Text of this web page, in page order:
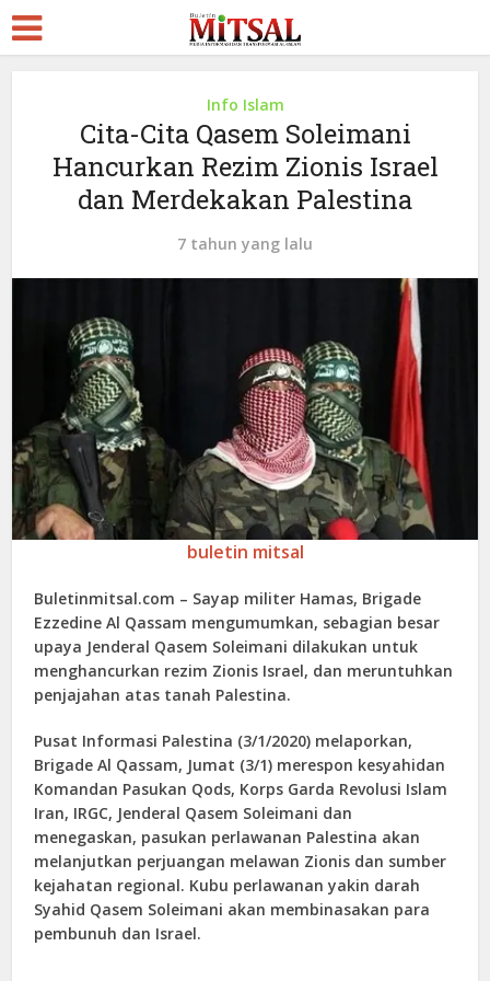
Info Islam
Cita-Cita Qasem Soleimani
Hancurkan Rezim Zionis Israel
dan Merdekakan Palestina
7 tahun yang lalu
buletin mitsal
Buletinmitsal.com – Sayap militer Hamas, Brigade
Ezzedine Al Qassam mengumumkan, sebagian besar
upaya Jenderal Qasem Soleimani dilakukan untuk
menghancurkan rezim Zionis Israel, dan meruntuhkan
penjajahan atas tanah Palestina.
Pusat Informasi Palestina (3/1/2020) melaporkan,
Brigade Al Qassam, Jumat (3/1) merespon kesyahidan
Komandan Pasukan Qods, Korps Garda Revolusi Islam
Iran, IRGC, Jenderal Qasem Soleimani dan
menegaskan, pasukan perlawanan Palestina akan
melanjutkan perjuangan melawan Zionis dan sumber
kejahatan regional. Kubu perlawanan yakin darah
Syahid Qasem Soleimani akan membinasakan para
pembunuh dan Israel.